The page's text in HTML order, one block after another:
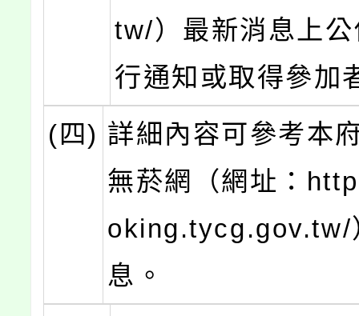
tw/）最新消息上
行通知或取得參加
(四) 詳細內容可參考本
無菸網（網址：
oking.tycg.gov.tw/
息。